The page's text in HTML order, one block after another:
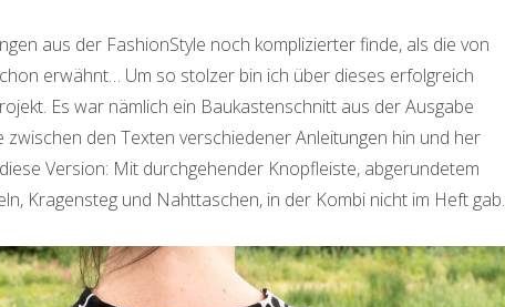
aus der FashionStyle noch komplizierter finde, als die von
erwähnt… Um so stolzer bin ich über dieses erfolgreich
Es war nämlich ein Baukastenschnitt aus der Ausgabe
zwischen den Texten verschiedener Anleitungen hin und her
Version: Mit durchgehender Knopfleiste, abgerundetem
Kragensteg und Nahttaschen, in der Kombi nicht im Heft gab.